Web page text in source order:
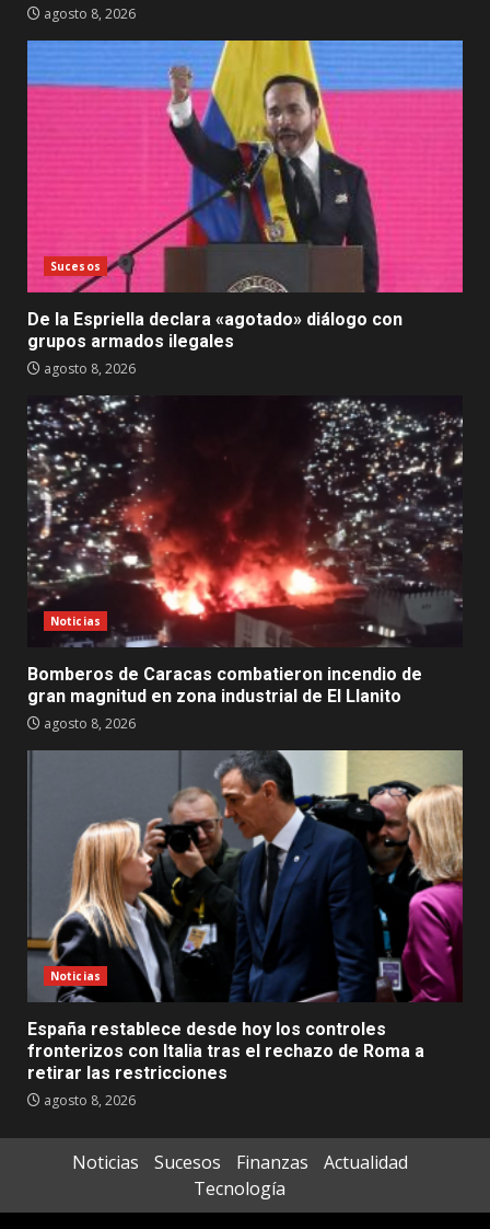
agosto 8, 2026
Sucesos
De la Espriella declara «agotado» diálogo con
grupos armados ilegales
agosto 8, 2026
Noticias
Bomberos de Caracas combatieron incendio de
gran magnitud en zona industrial de El Llanito
agosto 8, 2026
Noticias
España restablece desde hoy los controles
fronterizos con Italia tras el rechazo de Roma a
retirar las restricciones
agosto 8, 2026
Noticias Sucesos Finanzas
Actualidad
Tecnología